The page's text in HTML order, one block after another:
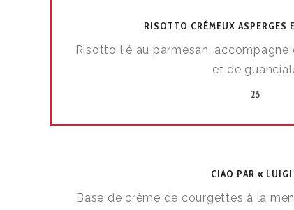
RISOTTO CRÉMEUX ASPERGES
Risotto lié au parmesan,
et de
25
CIAO PAR «
Base de crème de courgettes à la